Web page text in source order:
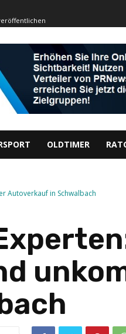
OLDTIMER
Autoverkauf in Schwalbach